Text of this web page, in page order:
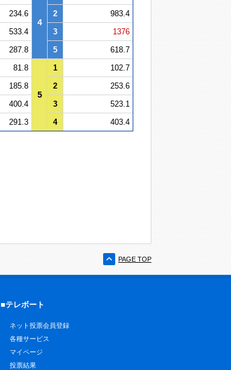
4
234.6 2
983.4
533.4 3
1376
287.8 5 618.7
81.8
5
1
102.7
185.8 2
253.6
400.4 3
523.1
291.3 4 403.4
PAGE TOP
■テレボート
ネット投票会員登録
各種サービス
マイページ
投票結果